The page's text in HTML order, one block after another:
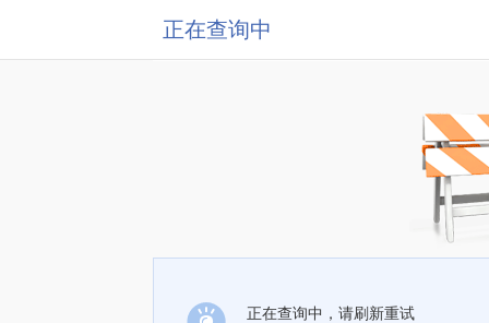
正在查询中
正在查询中，请刷新重试